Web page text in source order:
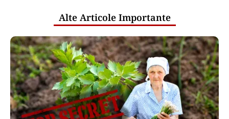
Alte Articole Importante